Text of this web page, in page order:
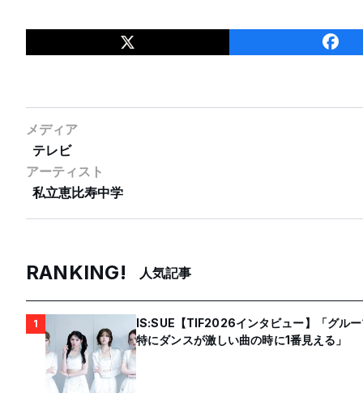
メディア
テレビ
アーティスト
私立恵比寿中学
RANKING! 人気記事
1
IS:SUE【TIF2026インタビュー】「グル
特にダンスが激しい曲の時に1番見える」